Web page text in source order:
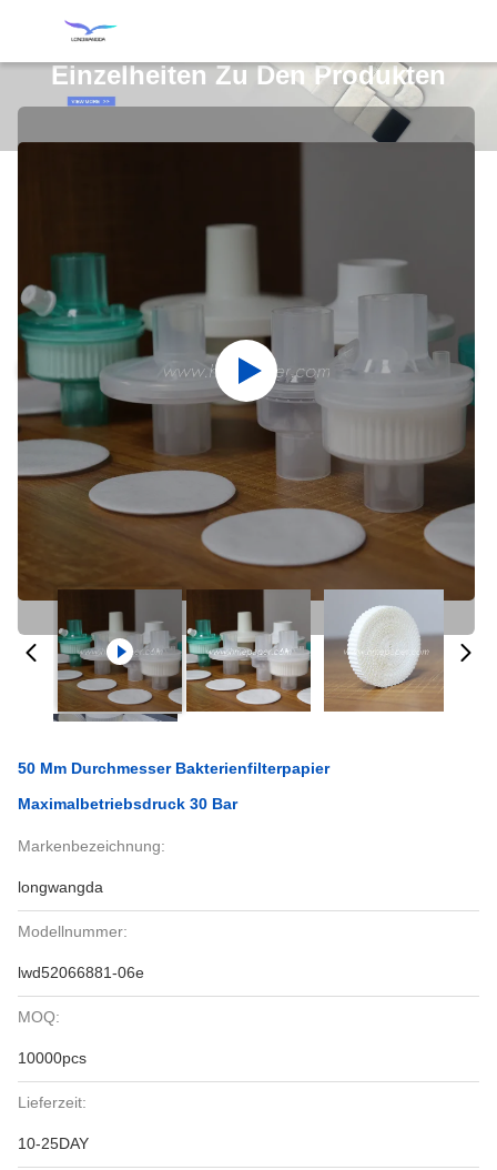
Einzelheiten Zu Den Produkten
50 Mm Durchmesser Bakterienfilterpapier
Maximalbetriebsdruck 30 Bar
Markenbezeichnung:
longwangda
Modellnummer:
lwd52066881-06e
MOQ:
10000pcs
Lieferzeit:
10-25DAY